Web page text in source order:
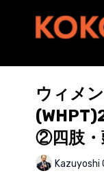
ウィメ
②四肢・
Kazuyoshi